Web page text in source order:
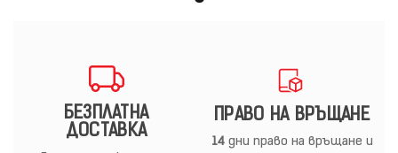
БЕЗПЛАТНА
ДОСТАВКА
ПРАВО НА ВРЪЩАНЕ
14дни право на връщане и